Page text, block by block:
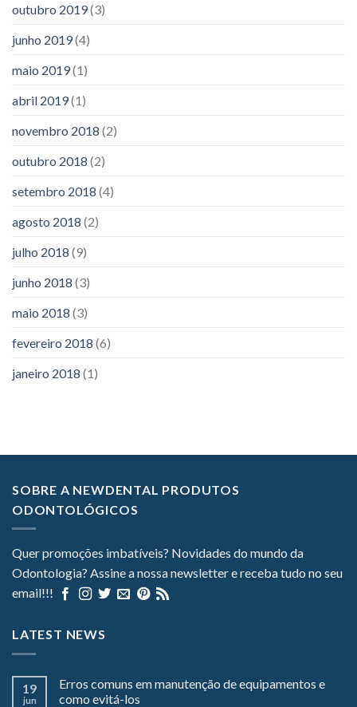
outubro 2019(3)
junho 2019(4)
maio 2019(1)
abril 2019(1)
novembro 2018 (2)
outubro 2018 (2)
setembro 2018 (4)
agosto 2018 (2)
julho 2018 (9)
junho 2018 (3)
maio 2018 (3)
fevereiro 2018 (6)
janeiro 2018 (1)
SOBRE A NEWDENTAL PRODUTOS
ODONTOLÓGICOS
Quer promoções imbatíveis? Novidades do mundo da
Odontologia? Assine a nossa newsletter e receba tudo no seu
email!!!
LATEST NEWS
19
jun
Erros comuns em manutenção de equipamentos e
como evitá-los